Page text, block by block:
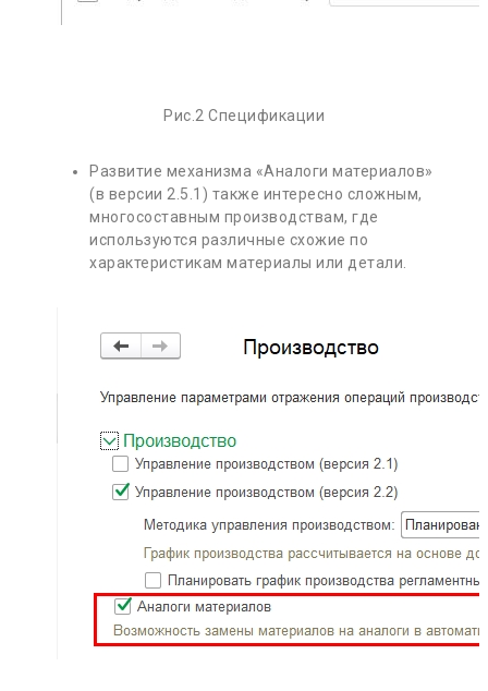
Рис.2 Спецификации
Развитие механизма «Аналоги материалов»
(в версии 2.5.1) также интересно сложным,
многосоставным производствам, где
используются различные схожие по
характеристикам материалы или детали.